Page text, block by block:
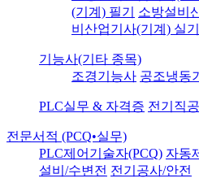
(기계) 필기
소방설비
비산업기사(기계) 실기
기능사(기타 종목)
조경기능사 공조냉동
PLC실무 & 자격증 전기직
전문서적 (PCQ•실무)
PLC제어기술자(PCQ) 자동
설비/수변전 전기공사/안전